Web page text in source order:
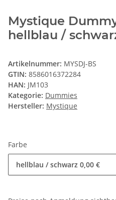
Mystique
hellblau /
Artikelnummer: MYSDJ-BS
GTIN: 8586016372284
HAN: JM103
Kategorie: Dummies
Hersteller: Mystique
Farbe
hellblau / schwarz 0,00 €